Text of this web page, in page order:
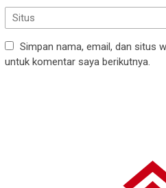
Simpan nama, email, dan situs
untuk komentar saya berikutnya.